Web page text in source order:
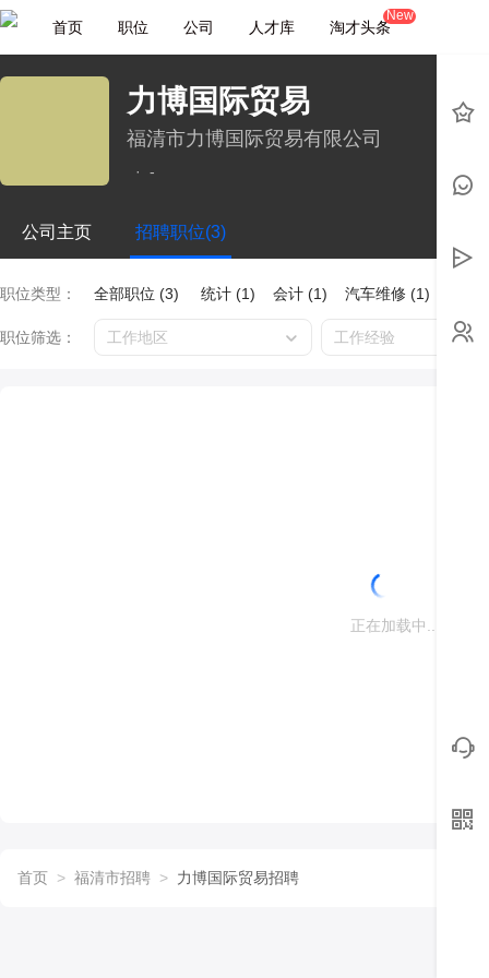
首页 职位 公司 人才库 淘才头条
New
力博国际贸易
福清市力博国际贸易有限公司
· -
公司主页 招聘职位(3)
职位类型： 全部职位 (3) 统计 (1) 会计 (1) 汽车维修 (1)
职位筛选： 工作地区 工作经验
正在加载中...
首页 > 福清市招聘 > 力博国际贸易招聘